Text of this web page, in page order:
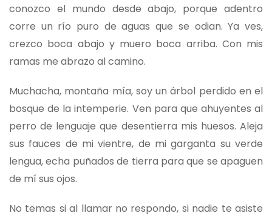
conozco el mundo desde abajo, porque adentro
corre un río puro de aguas que se odian. Ya ves,
crezco boca abajo y muero boca arriba. Con mis
ramas me abrazo al camino.
Muchacha, montaña mía, soy un árbol perdido en el
bosque de la intemperie. Ven para que ahuyentes al
perro de lenguaje que desentierra mis huesos. Aleja
sus fauces de mi vientre, de mi garganta su verde
lengua, echa puñados de tierra para que se apaguen
de mí sus ojos.
No temas si al llamar no respondo, si nadie te asiste